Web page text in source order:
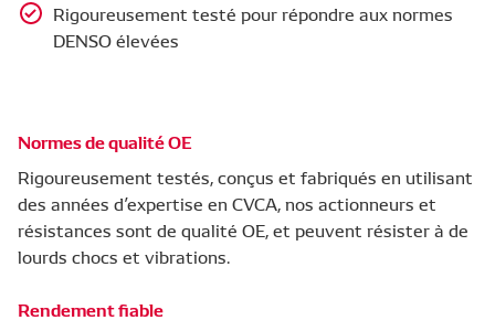
Rigoureusement testé pour répondre aux normes
DENSO élevées
Normes de qualité OE
Rigoureusement testés, conçus et fabriqués en utilisant
des années d’expertise en CVCA, nos actionneurs et
résistances sont de qualité OE, et peuvent résister à de
lourds chocs et vibrations.
Rendement fiable